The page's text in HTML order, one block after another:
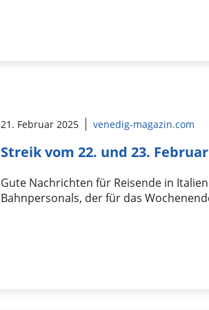
21. Februar 2025 venedig-magazin.com
Streik vom 22. und 23.
Gute Nachrichten für Reisende in
Bahnpersonals, der für das